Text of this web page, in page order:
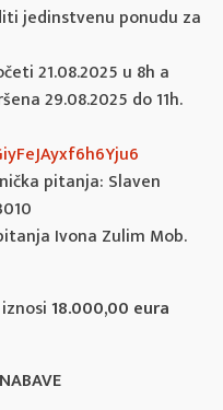
jedinstvenu ponudu za
21.08.2025 u 8h a
29.08.2025 do 11h.
pitanja: Slaven
Ivona Zulim Mob.
18.000,00 eura